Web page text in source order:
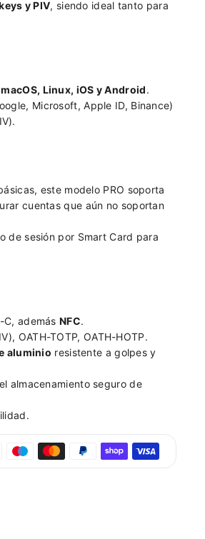
y PIV, siendo ideal tanto para
Linux, iOS y Android.
Microsoft, Apple ID, Binance)
este modelo PRO soporta
cuentas que aún no soportan
de sesión por Smart Card para
C, ademásNFC.
OATH-TOTP, OATH-HOTP.
aluminio resistente a golpes y
almacenamiento seguro de